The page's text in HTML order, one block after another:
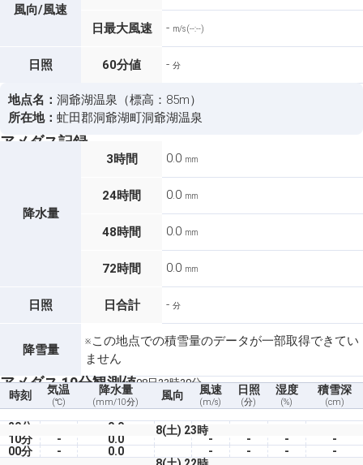
風向/風速
日最大風速 - m/s (--:--)
日照 60分値 - 分
地点名： 洞爺湖温泉（標高：85m）
所在地： 虻田郡洞爺湖町洞爺湖温泉
アメダス記録
降水量
3時間 0.0 mm
24時間 0.0 mm
48時間 0.0 mm
72時間 0.0 mm
日照 日合計 - 分
降雪量
※この地点での積雪量のデータが一部取得できてい
ません
アメダス 10分観測値08日23時20分
時刻 気温
(℃)
降水量
(mm/10分)
風向 風速
(m/s)
日照
(分)
湿度
(%)
積雪深
(cm)
8(土) 23時
20分 0.0 -
10分
- 0.0 - - -
-
00分
- 0.0 - - -
-